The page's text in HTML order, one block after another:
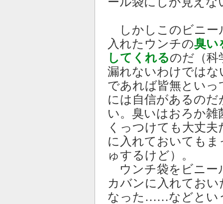
しかしこのビニー
入れたウンチの臭い
してくれるのだ（科
漏れないわけでは
であれば皆無といっ
には自信があるの
い。臭いはおろか
くっつけても大丈
に入れておいても
ゅするけど）。
ウンチ袋をビニー
カバンに入れてお
なった……などとい